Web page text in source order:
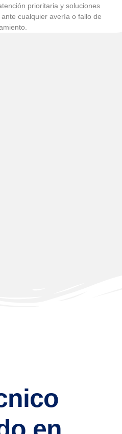
prioritaria y soluciones
ante cualquier avería o fallo de